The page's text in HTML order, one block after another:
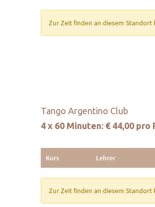
Tango Argentino Club
4 x 60 Minuten: € 44,00